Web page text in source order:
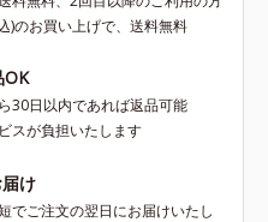
)のお買い上げで、送料無料
OK
30日以内であれば返品可能
スが負担いたします
け
でご注文の翌日にお届けいたし